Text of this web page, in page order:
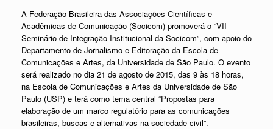
A Federação Brasileira das Associações Científicas e
Acadêmicas de Comunicação (Socicom) promoverá o “VII
Seminário de Integração Institucional da Socicom”, com apoio do
Departamento de Jornalismo e Editoração da Escola de
Comunicações e Artes, da Universidade de São Paulo. O evento
será realizado no dia 21 de agosto de 2015, das 9 às 18 horas,
na Escola de Comunicações e Artes da Universidade de São
Paulo (USP) e terá como tema central “Propostas para
elaboração de um marco regulatório para as comunicações
brasileiras, buscas e alternativas na sociedade civil”.